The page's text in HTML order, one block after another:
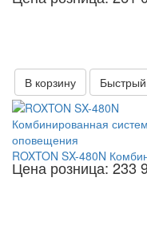
В корзину Быстрый
ROXTON SX-480N
Цена розница: 233